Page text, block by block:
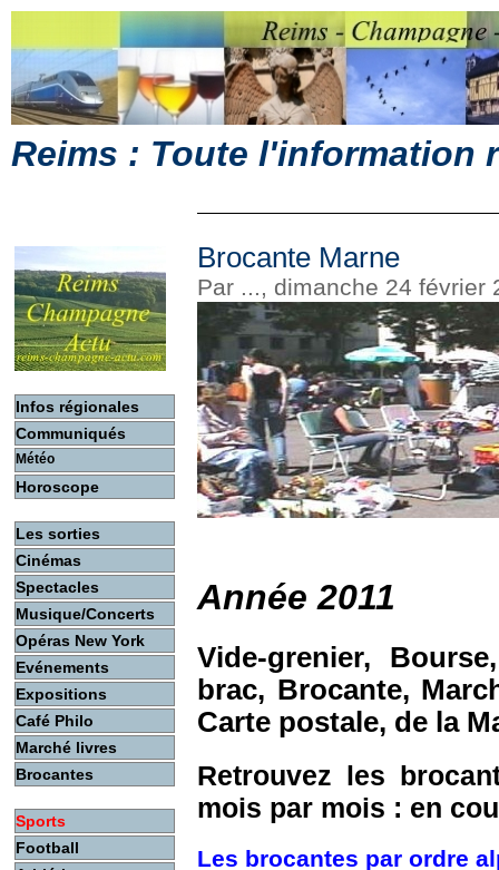
Reims : Toute l'information
Infos régionales
Communiqués
Météo
Horoscope
Les sorties
Cinémas
Spectacles
Musique/Concerts
Opéras New York
Evénements
Expositions
Café Philo
Marché livres
Brocantes
Sports
Football
Brocante Marne
Par ..., dimanche 24 février
Année 2011
Vide-grenier,
brac, Brocante,
Carte postale, de la
Retrouvez les
mois par mois : en
Les brocantes par ordre